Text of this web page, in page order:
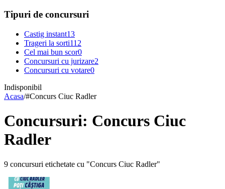
Tipuri de concursuri
Castig instant13
Trageri la sorti112
Cel mai bun scor0
Concursuri cu jurizare2
Concursuri cu votare0
Indisponibil
Acasa/#Concurs Ciuc Radler
Concursuri: Concurs Ciuc
Radler
9 concursuri etichetate cu "Concurs Ciuc Radler"